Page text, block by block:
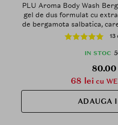
PLU Aroma Body Wash
gel de dus formulat cu
de bergamota salbatica,
pielii si la mentinerea
IN STOC
80.00
68 lei cu
ADAUGA